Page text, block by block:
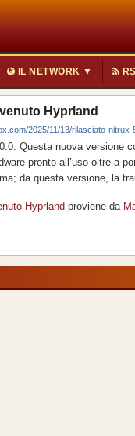
IL NETWORK ▼
Hyprland
2025/11/13/rilasciato-
Questa nuova versione
pronto all’uso oltre a
da questa versione, la
Hyprland proviene da